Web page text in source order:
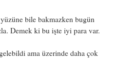
bile bakmazken bugün
Demek ki bu işte iyi para var.
ama üzerinde daha çok